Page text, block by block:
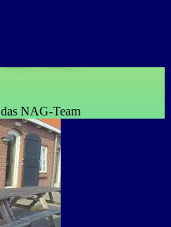
das NAG-Team